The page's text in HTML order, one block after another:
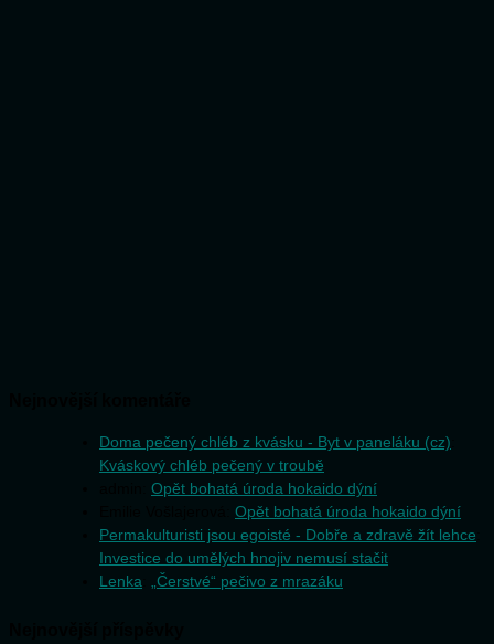
Doma pečený chléb z kvásku - Byt v paneláku (cz)
Kváskový chléb pečený v troubě
Opět bohatá úroda hokaido dýní
Opět bohatá úroda hokaido dýní
Permakulturisti jsou egoisté - Dobře a zdravě žít lehce
Investice do umělých hnojiv nemusí stačit
Lenka
„Čerstvé“ pečivo z mrazáku